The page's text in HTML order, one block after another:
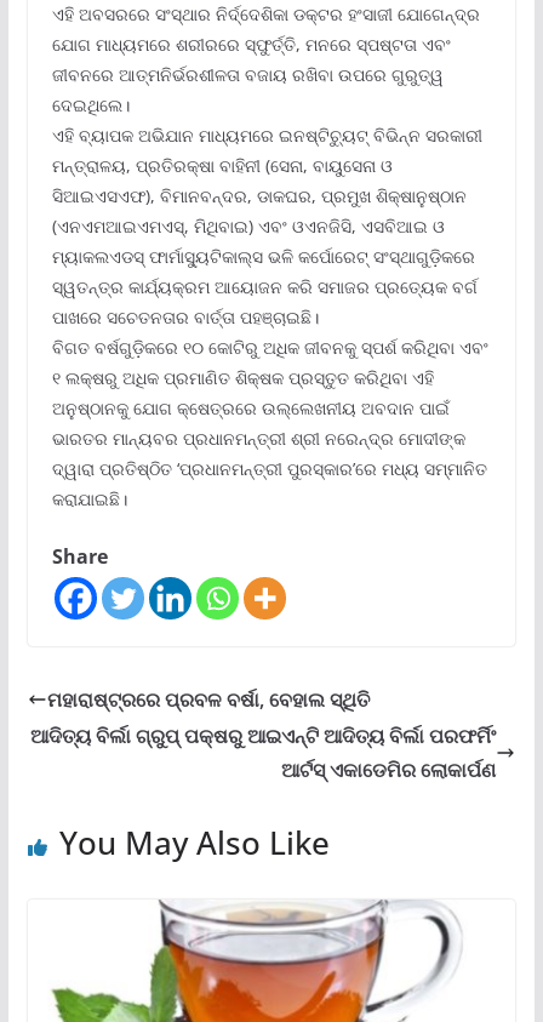
ଏହି ଅବସରରେ ସଂସ୍ଥାର ନିର୍ଦ୍ଦେଶିକା ଡକ୍ଟର ହଂସାଜୀ ଯୋଗେନ୍ଦ୍ର
ଯୋଗ ମାଧ୍ୟମରେ ଶରୀରରେ ସ୍ଫୁର୍ତ୍ତି, ମନରେ ସ୍ପଷ୍ଟତା ଏବଂ
ଜୀବନରେ ଆତ୍ମନିର୍ଭରଶୀଳତା ବଜାୟ ରଖିବା ଉପରେ ଗୁରୁତ୍ୱ
ଦେଇଥିଲେ।
ଏହି ବ୍ୟାପକ ଅଭିଯାନ ମାଧ୍ୟମରେ ଇନଷ୍ଟିଚ୍ୟୁଟ୍ ବିଭିନ୍ନ ସରକାରୀ
ମନ୍ତ୍ରାଳୟ, ପ୍ରତିରକ୍ଷା ବାହିନୀ (ସେନା, ବାୟୁସେନା ଓ
ସିଆଇଏସଏଫ), ବିମାନବନ୍ଦର, ଡାକଘର, ପ୍ରମୁଖ ଶିକ୍ଷାନୁଷ୍ଠାନ
(ଏନଏମଆଇଏମଏସ୍‌, ମିଥିବାଇ) ଏବଂ ଓଏନଜିସି, ଏସବିଆଇ ଓ
ମ୍ୟାକଲଏଡସ୍ ଫାର୍ମାସ୍ୟୁଟିକାଲ୍ସ ଭଳି କର୍ପୋରେଟ୍ ସଂସ୍ଥାଗୁଡ଼ିକରେ
ସ୍ୱତନ୍ତ୍ର କାର୍ଯ୍ୟକ୍ରମ ଆୟୋଜନ କରି ସମାଜର ପ୍ରତ୍ୟେକ ବର୍ଗ
ପାଖରେ ସଚେତନତାର ବାର୍ତ୍ତା ପହଞ୍ଚାଇଛି।
ବିଗତ ବର୍ଷଗୁଡ଼ିକରେ ୧୦ କୋଟିରୁ ଅଧିକ ଜୀବନକୁ ସ୍ପର୍ଶ କରିଥିବା ଏବଂ
୧ ଲକ୍ଷରୁ ଅଧିକ ପ୍ରମାଣିତ ଶିକ୍ଷକ ପ୍ରସ୍ତୁତ କରିଥିବା ଏହି
ଅନୁଷ୍ଠାନକୁ ଯୋଗ କ୍ଷେତ୍ରରେ ଉଲ୍ଲେଖନୀୟ ଅବଦାନ ପାଇଁ
ଭାରତର ମାନ୍ୟବର ପ୍ରଧାନମନ୍ତ୍ରୀ ଶ୍ରୀ ନରେନ୍ଦ୍ର ମୋଦୀଙ୍କ
ଦ୍ୱାରା ପ୍ରତିଷ୍ଠିତ ‘ପ୍ରଧାନମନ୍ତ୍ରୀ ପୁରସ୍କାର’ରେ ମଧ୍ୟ ସମ୍ମାନିତ
କରାଯାଇଛି।
Share
ମହାରାଷ୍ଟ୍ରରେ ପ୍ରବଳ ବର୍ଷା, ବେହାଲ ସ୍ଥିତି
ଆଦିତ୍ୟ ବିର୍ଲା ଗ୍ରୁପ୍ ପକ୍ଷରୁ ଆଇଏନ୍‌ଟି ଆଦିତ୍ୟ ବିର୍ଲା ପରଫର୍ମିଂ
ଆର୍ଟସ୍ ଏକାଡେମିର ଲୋକାର୍ପଣ
You May Also Like